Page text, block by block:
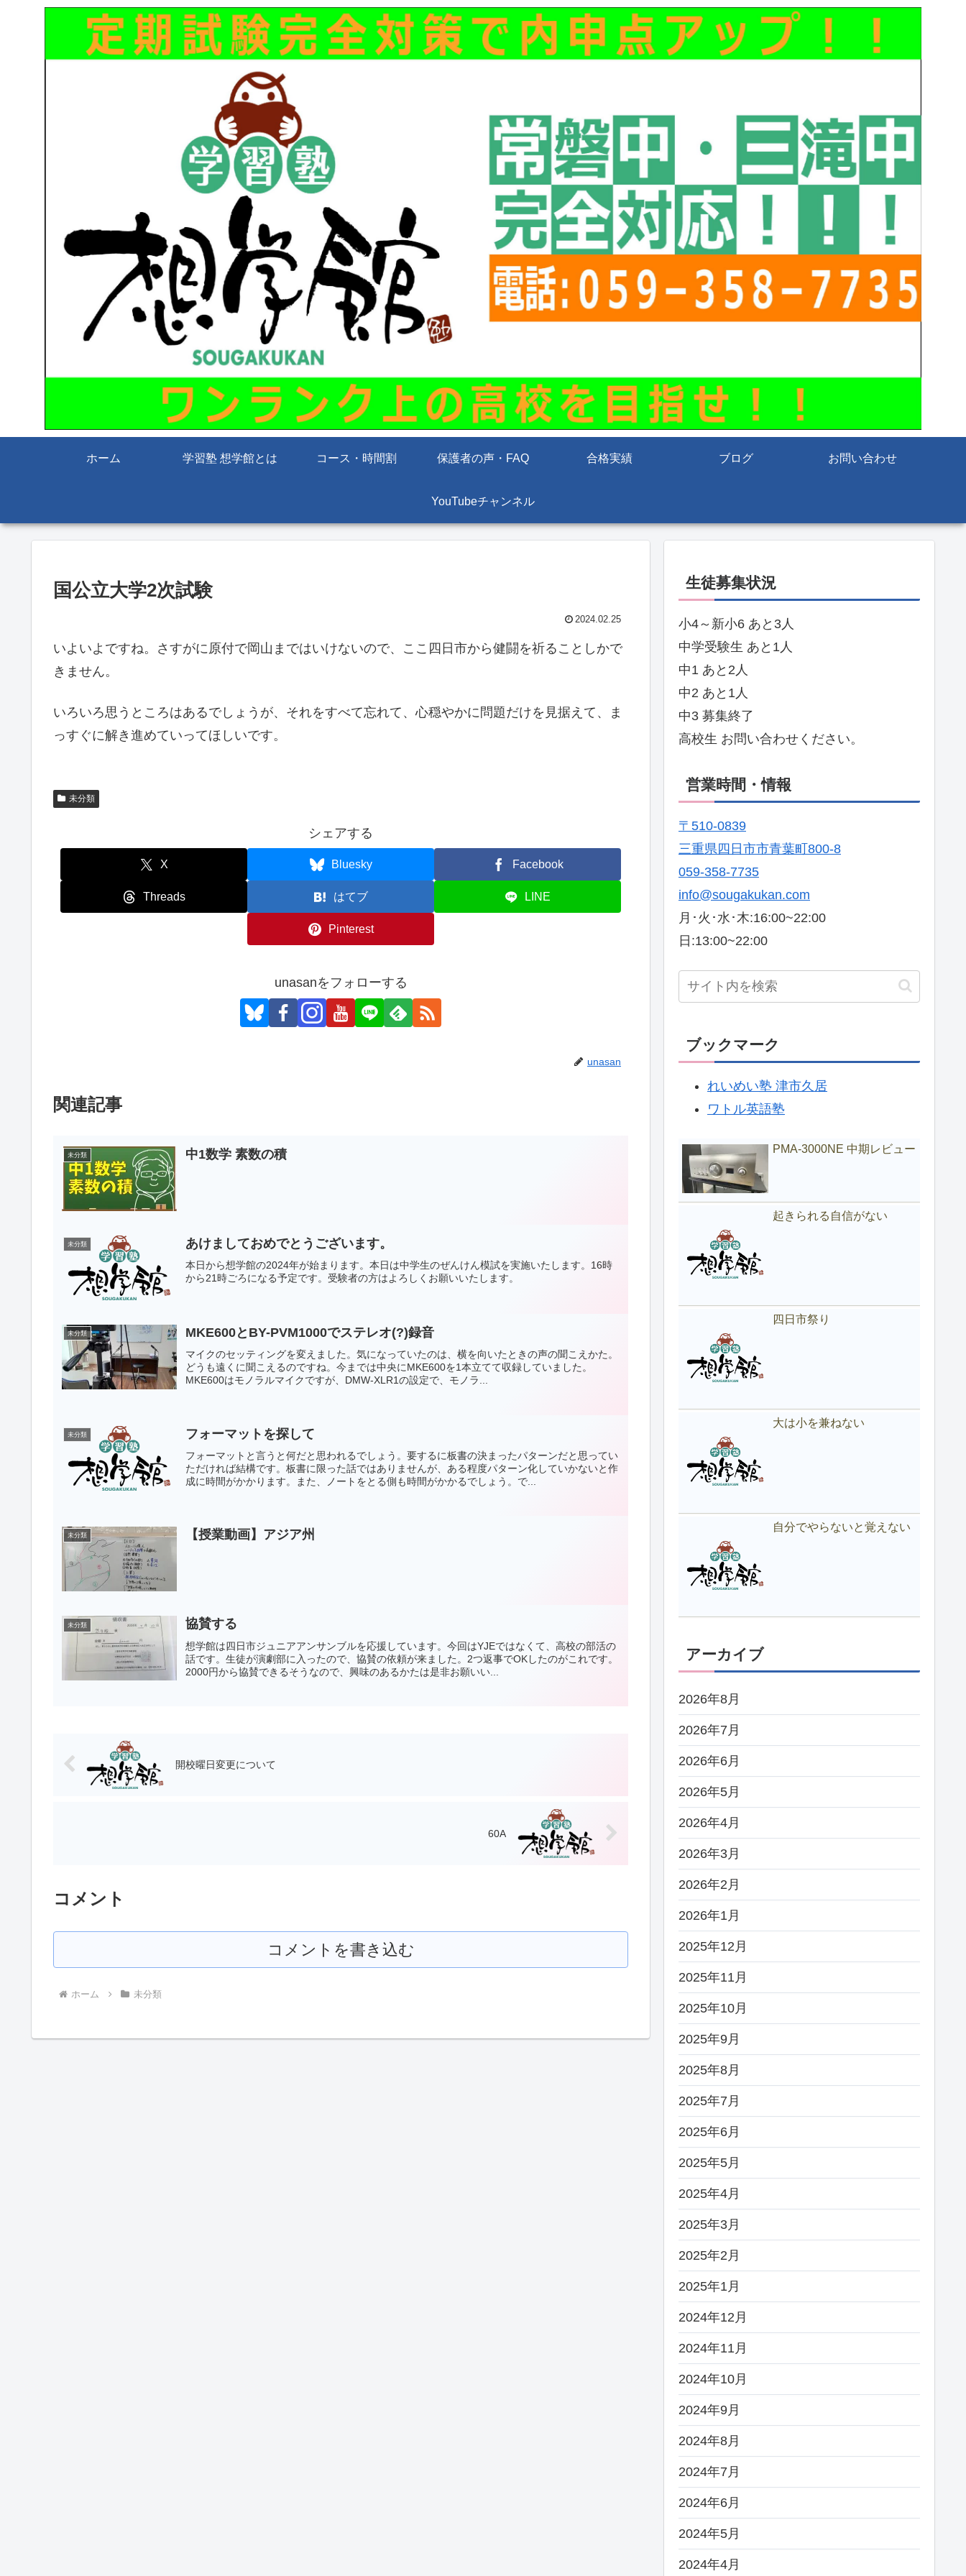
ホーム 学習塾 想学館とは コース・時間割 保護者の声・FAQ 合格実績 ブログ お問い合わせ
YouTubeチャンネル
国公立大学2次試験
2024.02.25
いよいよですね。さすがに原付で岡山まではいけないので、ここ四日市から健闘を祈ることしかで
きません。
いろいろ思うところはあるでしょうが、それをすべて忘れて、心穏やかに問題だけを見据えて、ま
っすぐに解き進めていってほしいです。
未分類
シェアする
X Bluesky Facebook
Threads はてブ LINE
Pinterest
unasanをフォローする
unasan
関連記事
未分類 中1数学 素数の積
未分類 あけましておめでとうございます。
本日から想学館の2024年が始まります。本日は中学生のぜんけん模試を実施いたします。16時
から21時ごろになる予定です。受験者の方はよろしくお願いいたします。
未分類 MKE600とBY-PVM1000でステレオ(?)録音
マイクのセッティングを変えました。気になっていたのは、横を向いたときの声の聞こえかた。
どうも遠くに聞こえるのですね。今までは中央にMKE600を1本立てて収録していました。
MKE600はモノラルマイクですが、DMW-XLR1の設定で、モノラ...
未分類 フォーマットを探して
フォーマットと言うと何だと思われるでしょう。要するに板書の決まったパターンだと思ってい
ただければ結構です。板書に限った話ではありませんが、ある程度パターン化していかないと作
成に時間がかかります。また、ノートをとる側も時間がかかるでしょう。で...
未分類 【授業動画】アジア州
未分類 協賛する
想学館は四日市ジュニアアンサンブルを応援しています。今回はYJEではなくて、高校の部活の
話です。生徒が演劇部に入ったので、協賛の依頼が来ました。2つ返事でOKしたのがこれです。
2000円から協賛できるそうなので、興味のあるかたは是非お願いい...
開校曜日変更について
60A
コメント
コメントを書き込む
ホーム 未分類
生徒募集状況
小4～新小6 あと3人
中学受験生 あと1人
中1 あと2人
中2 あと1人
中3 募集終了
高校生 お問い合わせください。
営業時間・情報
〒510-0839
三重県四日市市青葉町800-8
059-358-7735
info@sougakukan.com
月･火･水･木:16:00~22:00
日:13:00~22:00
ブックマーク
れいめい塾 津市久居
ワトル英語塾
PMA-3000NE 中期レビュー
起きられる自信がない
四日市祭り
大は小を兼ねない
自分でやらないと覚えない
アーカイブ
2026年8月
2026年7月
2026年6月
2026年5月
2026年4月
2026年3月
2026年2月
2026年1月
2025年12月
2025年11月
2025年10月
2025年9月
2025年8月
2025年7月
2025年6月
2025年5月
2025年4月
2025年3月
2025年2月
2025年1月
2024年12月
2024年11月
2024年10月
2024年9月
2024年8月
2024年7月
2024年6月
2024年5月
2024年4月